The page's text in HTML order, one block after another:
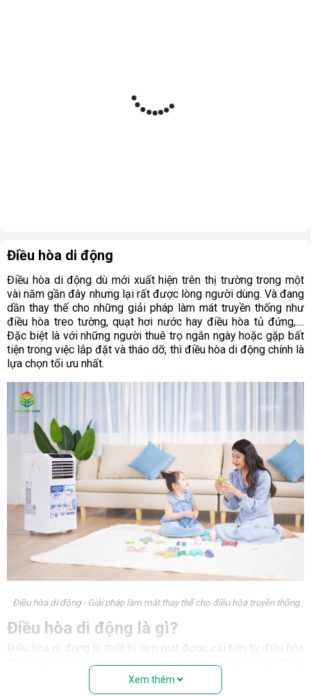
Điều hòa di động
Điều hòa di động dù mới xuất hiện trên thị trường trong một
vài năm gần đây nhưng lại rất được lòng người dùng. Và đang
dần thay thế cho những giải pháp làm mát truyền thống như
điều hòa treo tường, quạt hơi nước hay điều hòa tủ đứng,....
Đặc biệt là với những người thuê trọ ngắn ngày hoặc gặp bất
tiện trong việc lắp đặt và tháo dỡ, thì điều hòa di động chính là
lựa chọn tối ưu nhất.
Điều hòa di động - Giải pháp làm mát thay thế cho điều hòa truyền thống
Điều hòa di động là gì?
Điều hòa di động là thiết bị làm mát được cải tiến từ điều hòa
người nhầm tưởng rằng thiết bị này là quạt hơi nước. Nhưng
thực chất, đây là một chiếc điều hòa “chính hiệu” với đầy đủ
Xem thêm